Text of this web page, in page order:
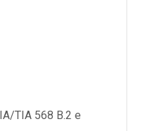
TIA 568 B.2 e